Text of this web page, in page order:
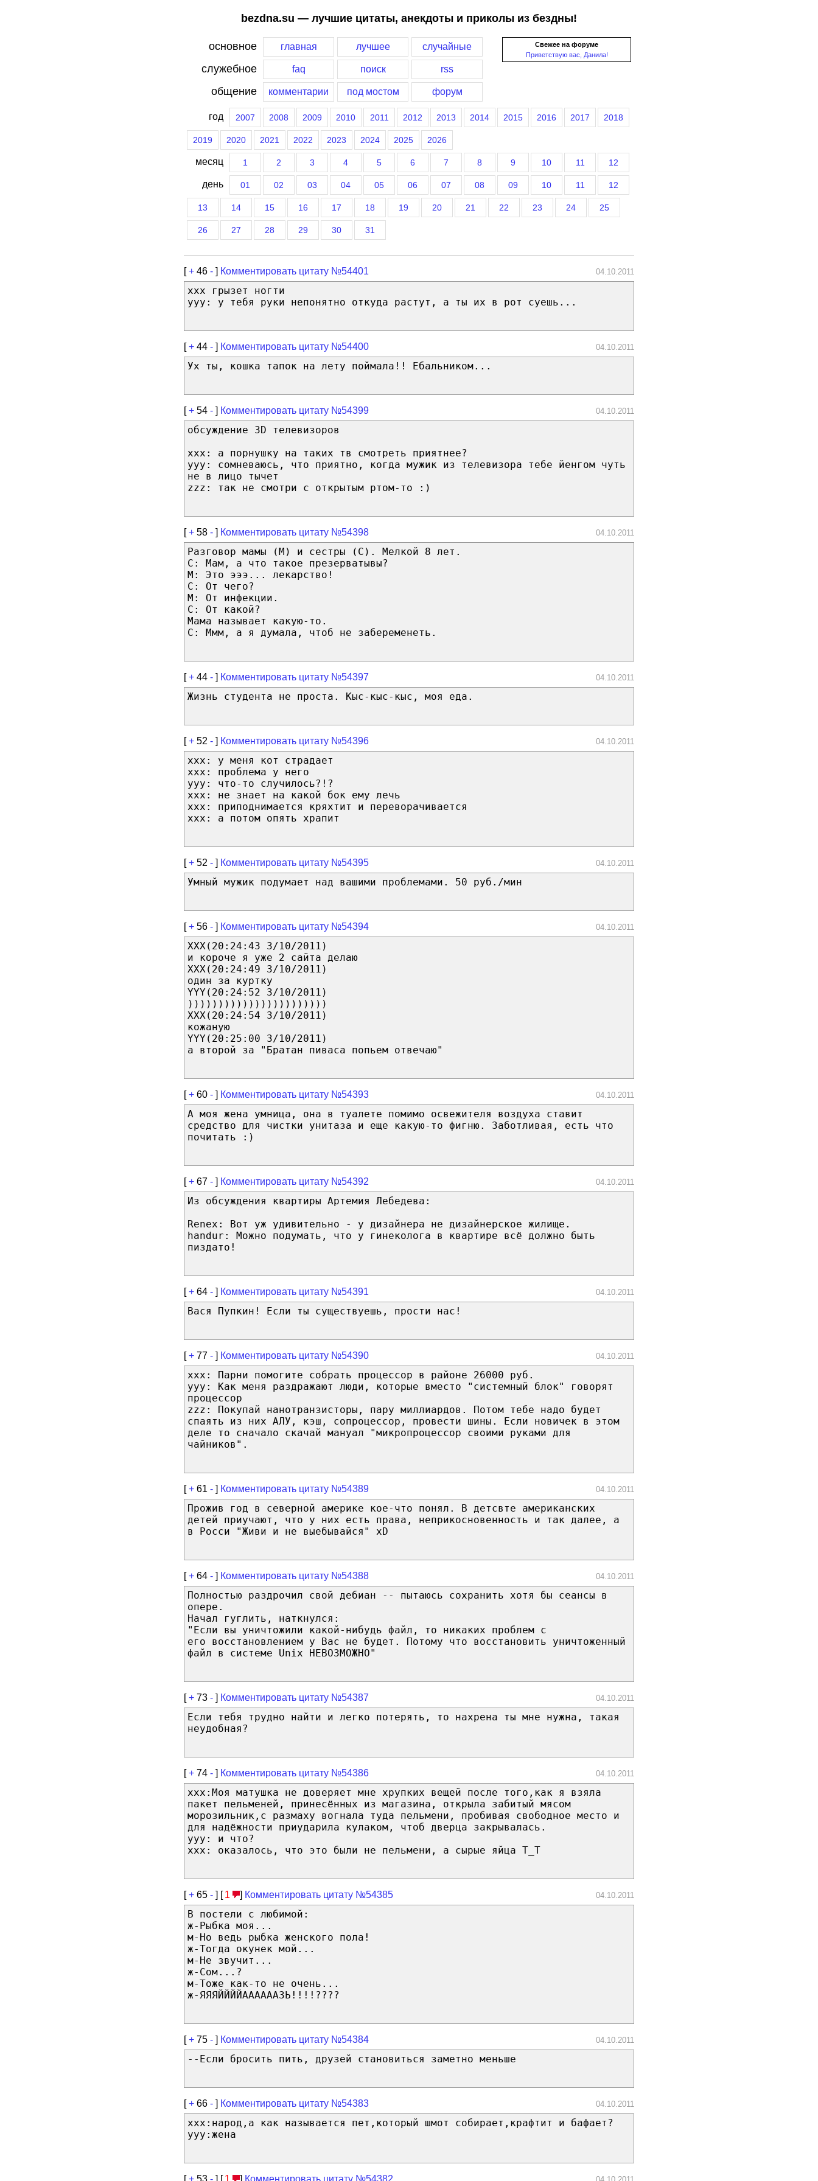
bezdna.su — лучшие цитаты, анекдоты и приколы из бездны!
Свежее на форуме
Приветствую вас, Данила!
основное главная лучшее случайные
служебное faq поиск rss
общение комментарии под мостом форум
год 2007 2008 2009 2010 2011 2012 2013 2014 2015 2016 2017 2018
2019 2020 2021 2022 2023 2024 2025 2026
месяц 1 2 3 4 5 6 7 8 9 10 11 12
день 01 02 03 04 05 06 07 08 09 10 11 12
13 14 15 16 17 18 19 20 21 22 23 24 25
26 27 28 29 30 31
[+ 46 - ] Комментировать цитату №54401 04.10.2011
ххх грызет ногти
ууу: у тебя руки непонятно откуда растут, а ты их в рот суешь...
[+ 44 - ] Комментировать цитату №54400 04.10.2011
Ух ты, кошка тапок на лету поймала!! Ебальником...
[+ 54 - ] Комментировать цитату №54399 04.10.2011
обсуждение 3D телевизоров
xxx: а порнушку на таких тв смотреть приятнее?
yyy: сомневаюсь, что приятно, когда мужик из телевизора тебе йенгом чуть
не в лицо тычет
zzz: так не смотри с открытым ртом-то :)
[+ 58 - ] Комментировать цитату №54398 04.10.2011
Разговор мамы (М) и сестры (С). Мелкой 8 лет.
С: Мам, а что такое презерватывы?
М: Это эээ... лекарство!
С: От чего?
М: От инфекции.
С: От какой?
Мама называет какую-то.
С: Ммм, а я думала, чтоб не забеременеть.
[+ 44 - ] Комментировать цитату №54397 04.10.2011
Жизнь студента не проста. Кыс-кыс-кыс, моя еда.
[+ 52 - ] Комментировать цитату №54396 04.10.2011
ххх: у меня кот страдает
ххх: проблема у него
ууу: что-то случилось?!?
ххх: не знает на какой бок ему лечь
ххх: приподнимается кряхтит и переворачивается
ххх: а потом опять храпит
[+ 52 - ] Комментировать цитату №54395 04.10.2011
Умный мужик подумает над вашими проблемами. 50 руб./мин
[+ 56 - ] Комментировать цитату №54394 04.10.2011
XXX(20:24:43 3/10/2011)
и короче я уже 2 сайта делаю
XXX(20:24:49 3/10/2011)
один за куртку
YYY(20:24:52 3/10/2011)
)))))))))))))))))))))))
XXX(20:24:54 3/10/2011)
кожаную
YYY(20:25:00 3/10/2011)
а второй за "Братан пиваса попьем отвечаю"
[+ 60 - ] Комментировать цитату №54393 04.10.2011
А моя жена умница, она в туалете помимо освежителя воздуха ставит
средство для чистки унитаза и еще какую-то фигню. Заботливая, есть что
почитать :)
[+ 67 - ] Комментировать цитату №54392 04.10.2011
Из обсуждения квартиры Артемия Лебедева:
Renex: Вот уж удивительно - у дизайнера не дизайнерское жилище.
handur: Можно подумать, что у гинеколога в квартире всё должно быть
пиздато!
[+ 64 - ] Комментировать цитату №54391 04.10.2011
Вася Пупкин! Если ты существуешь, прости нас!
[+ 77 - ] Комментировать цитату №54390 04.10.2011
xxx: Парни помогите собрать процессор в районе 26000 руб.
yyy: Как меня раздражают люди, которые вместо "системный блок" говорят
процессор
zzz: Покупай нанотранзисторы, пару миллиардов. Потом тебе надо будет
спаять из них АЛУ, кэш, сопроцессор, провести шины. Если новичек в этом
деле то сначало скачай мануал "микропроцессор своими руками для
чайников".
[+ 61 - ] Комментировать цитату №54389 04.10.2011
Прожив год в северной америке кое-что понял. В детсвте американских
детей приучают, что у них есть права, неприкосновенность и так далее, а
в Росси "Живи и не выебывайся" xD
[+ 64 - ] Комментировать цитату №54388 04.10.2011
Полностью раздрочил свой дебиан -- пытаюсь сохранить хотя бы сеансы в
опере.
Начал гуглить, наткнулся:
"Если вы уничтожили какой-нибудь файл, то никаких проблем с
его восстановлением у Вас не будет. Потому что восстановить уничтоженный
файл в системе Unix НЕВОЗМОЖНО"
[+ 73 - ] Комментировать цитату №54387 04.10.2011
Если тебя трудно найти и легко потерять, то нахрена ты мне нужна, такая
неудобная?
[+ 74 - ] Комментировать цитату №54386 04.10.2011
ххх:Моя матушка не доверяет мне хрупких вещей после того,как я взяла
пакет пельменей, принесённых из магазина, открыла забитый мясом
морозильник,с размаху вогнала туда пельмени, пробивая свободное место и
для надёжности приударила кулаком, чтоб дверца закрывалась.
ууу: и что?
ххх: оказалось, что это были не пельмени, а сырые яйца Т_Т
[+ 65 - ] [ 1 ] Комментировать цитату №54385 04.10.2011
В постели с любимой:
ж-Рыбка моя...
м-Но ведь рыбка женского пола!
ж-Тогда окунек мой...
м-Не звучит...
ж-Сом...?
м-Тоже как-то не очень...
ж-ЯЯЯЙЙЙЙААААААЗЬ!!!!????
[+ 75 - ] Комментировать цитату №54384 04.10.2011
--Если бросить пить, друзей становиться заметно меньше
[+ 66 - ] Комментировать цитату №54383 04.10.2011
xxx:народ,а как называется пет,который шмот собирает,крафтит и бафает?
yyy:жена
[+ 53 - ] [ 1 ] Комментировать цитату №54382